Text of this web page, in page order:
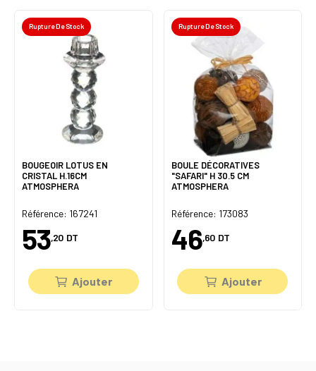
Rupture De Stock
BOUGEOIR LOTUS EN
CRISTAL H.16CM
ATMOSPHERA
Référence: 167241
53,20 DT
Ajouter
Rupture De Stock
BOULE DÉCORATIVES
"SAFARI" H 30.5 CM
ATMOSPHERA
Référence: 173083
46,60 DT
Ajouter